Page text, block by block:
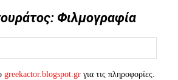
Φιλμογραφία
greekactor.blogspot.gr για τις πληροφορίες.